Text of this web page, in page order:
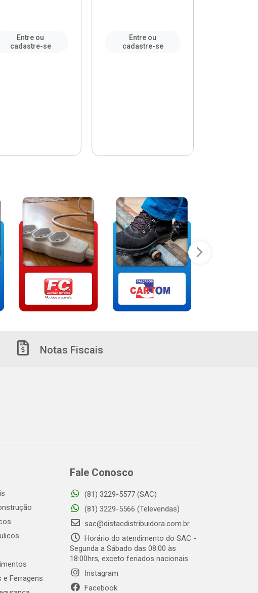
Entre ou
cadastre-se
Entre ou
cadastre-se
Notas Fiscais
e Ferragens
Fale Conosco
(81) 3229-5577 (SAC)
(81) 3229-5566 (Televendas)
sac@distacdistribuidora.com.br
Horário do atendimento do SAC -
Segunda a Sábado das 08:00 às
18:00hrs, exceto feriados nacionais.
Instagram
Facebook